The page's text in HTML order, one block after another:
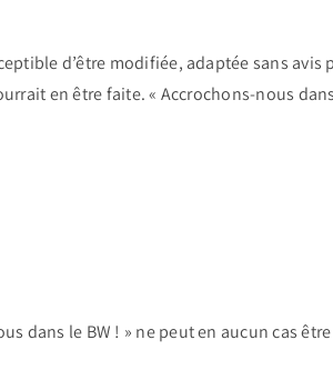
d’être modifiée, adaptée sans avis
en être faite. « Accrochons-nous
dans le BW ! » ne peut en aucun cas